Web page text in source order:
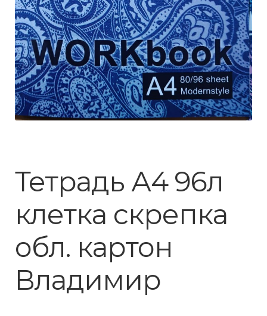
Тетрадь А4 96л
клетка скрепка
обл. картон
Владимир